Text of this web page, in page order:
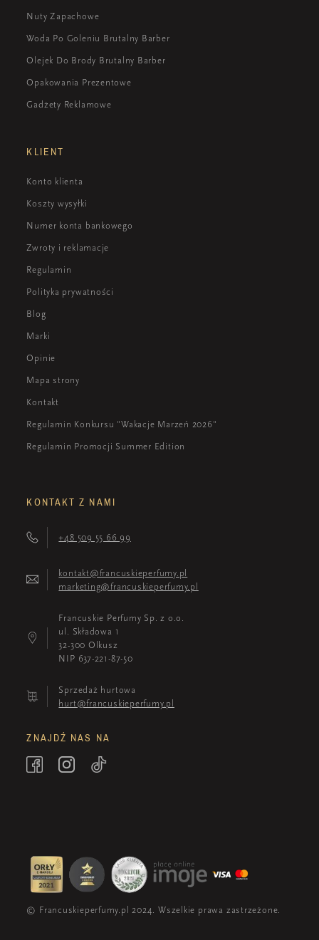
Nuty Zapachowe
Woda Po Goleniu Brutalny Barber
Olejek Do Brody Brutalny Barber
Opakowania Prezentowe
Gadżety Reklamowe
KLIENT
Konto klienta
Koszty wysyłki
Numer konta bankowego
Zwroty i reklamacje
Regulamin
Polityka prywatności
Blog
Marki
Opinie
Mapa strony
Kontakt
Regulamin Konkursu "Wakacje Marzeń 2026"
Regulamin Promocji Summer Edition
KONTAKT Z NAMI
+48 509 55 66 99
kontakt@francuskieperfumy.pl
marketing@francuskieperfumy.pl
Francuskie Perfumy Sp. z o.o.
ul. Składowa 1
32-300 Olkusz
NIP 637-221-87-50
Sprzedaż hurtowa
hurt@francuskieperfumy.pl
ZNAJDŹ NAS NA
© Francuskieperfumy.pl 2024. Wszelkie prawa zastrzeżone.